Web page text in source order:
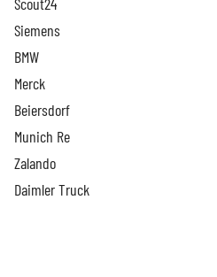
Siemens
BMW
Merck
Beiersdorf
Munich Re
Zalando
Daimler Truck